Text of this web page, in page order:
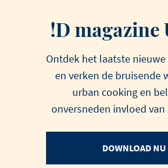
!D magazine
Ontdek het laatste nieuwe
en verken de bruisende
urban cooking en
onversneden invloed
DOWNLOAD NU